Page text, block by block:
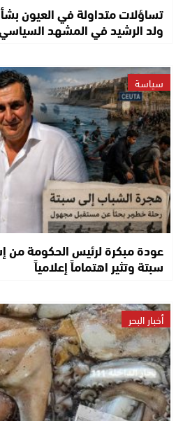
تساؤلات متداولة في العيون
ولد الرشيد في المشهد
سياسة
عودة مبكرة لرئيس الحكومة من
سبتة وتثير اهتماماً إعلامياً
أخبار البحر